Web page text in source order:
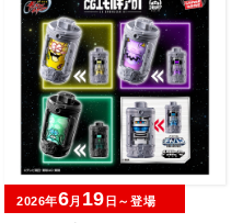
2026年6月 19 日～登場